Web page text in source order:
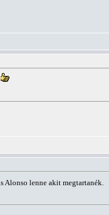
Alonso lenne akit megtartanék.